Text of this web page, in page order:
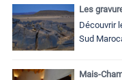
Les
Découvrir
Sud
Mais-